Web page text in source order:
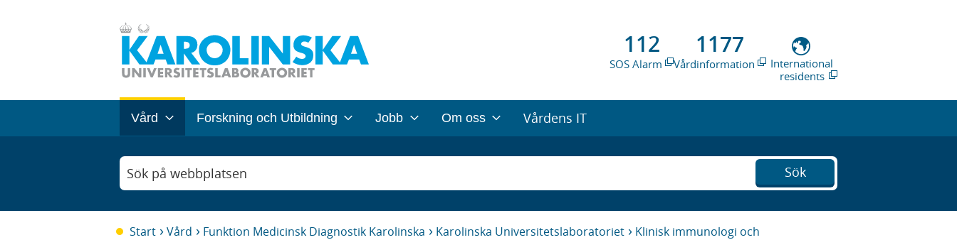
112
SOS Alarm
1177
Vårdinformation
International
residents
Vård Forskning och Utbildning Jobb Om oss Vårdens IT
Sök på webbplatsen Sök
Start Vård Funktion Medicinsk Diagnostik Karolinska Karolinska Universitetslaboratoriet
Klinisk immunologi och